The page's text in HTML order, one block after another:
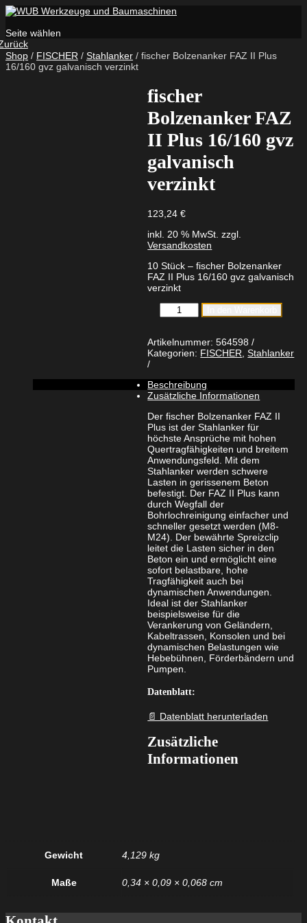
Seite wählen
Shop / FISCHER / Stahlanker / fischer Bolzenanker FAZ II Plus
16/160 gvz galvanisch verzinkt
fischer
Bolzenanker FAZ
II Plus 16/160 gvz
galvanisch
verzinkt
123,24€
inkl. 20 % MwSt. zzgl.
Versandkosten
10 Stück – fischer Bolzenanker
FAZ II Plus 16/160 gvz galvanisch
verzinkt
fischer
Bolzenanker
II
Plus
16/160
galvanisch
verzinkt
Artikelnummer:564598
Kategorien: FISCHER ,Stahlanker
Beschreibung
Zusätzliche Informationen
Der fischer Bolzenanker FAZ II
Plus ist der Stahlanker für
höchste Ansprüche mit hohen
Quertragfähigkeiten und breitem
Anwendungsfeld. Mit dem
Stahlanker werden schwere
Lasten in gerissenem Beton
befestigt. Der FAZ II Plus kann
durch Wegfall der
Bohrlochreinigung einfacher und
schneller gesetzt werden (M8-
M24). Der bewährte Spreizclip
leitet die Lasten sicher in den
Beton ein und ermöglicht eine
sofort belastbare, hohe
Tragfähigkeit auch bei
dynamischen Anwendungen.
Ideal ist der Stahlanker
beispielsweise für die
Verankerung von Geländern,
Kabeltrassen, Konsolen und bei
dynamischen Belastungen wie
Hebebühnen, Förderbändern und
Pumpen.
Datenblatt:
📄 Datenblatt herunterladen
Zusätzliche
Informationen
Gewicht 4,129 kg
Maße 0,34 × 0,09 × 0,068 cm